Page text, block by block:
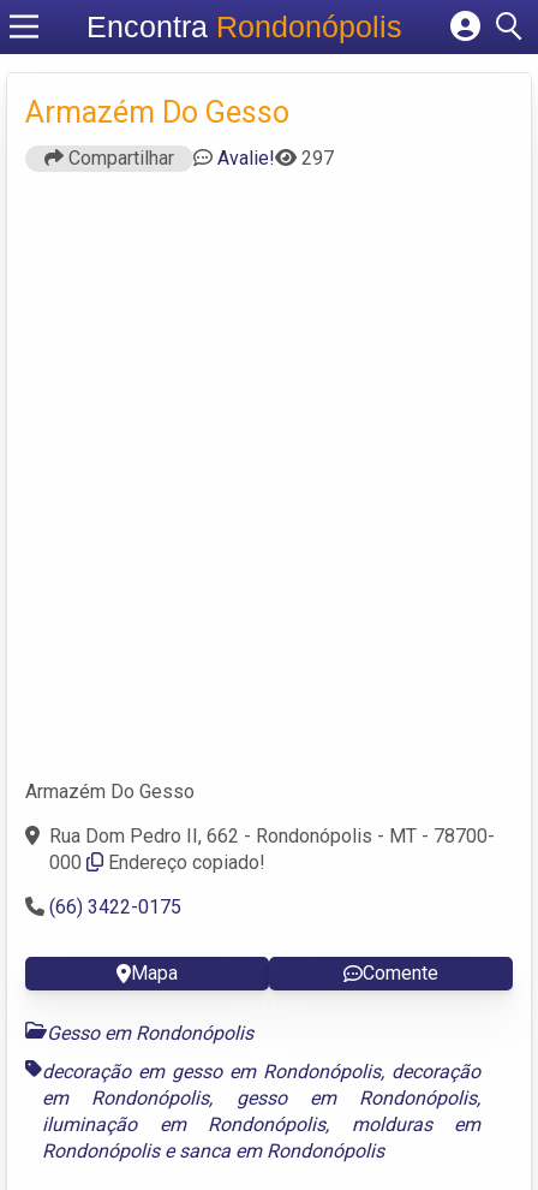
Encontra Rondonópolis
Cadastrar empresa
Criar conta
Armazém Do Gesso
Compartilhar Avalie! 297
Armazém Do Gesso
Rua Dom Pedro II, 662 - Rondonópolis - MT - 78700-
000
Endereço copiado!
(66) 3422-0175
Mapa Comente
Gesso em Rondonópolis
decoração em gesso em Rondonópolis, decoração
em Rondonópolis, gesso em Rondonópolis,
iluminação em Rondonópolis, molduras em
Rondonópolisesanca em Rondonópolis